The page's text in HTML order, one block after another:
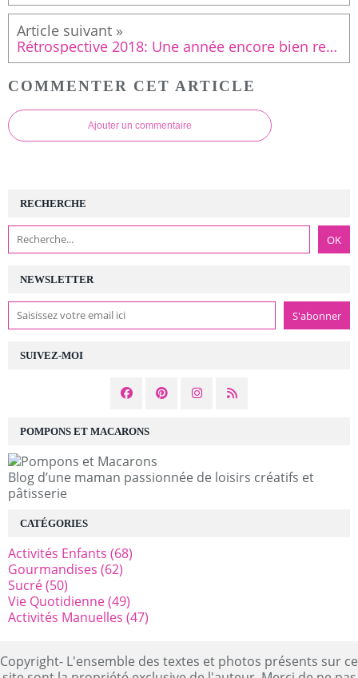
Rétrospective 2018: Une année encore bien remplie!
COMMENTER CET ARTICLE
Ajouter un commentaire
NEWSLETTER
SUIVEZ-MOI
RECHERCHE
POMPONS ET MACARONS
Blog d’une maman passionnée de loisirs créatifs et
pâtisserie
CATÉGORIES
Activités Enfants (68)
Gourmandises (62)
Sucré(50)
Vie Quotidienne(49)
Activités Manuelles (47)
Copyright- L'ensemble des textes et photos présents sur ce